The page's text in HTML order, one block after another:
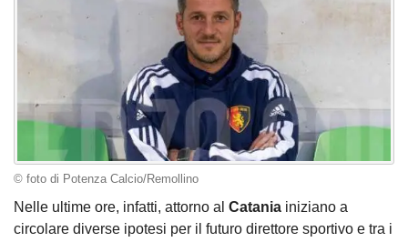
© foto di Potenza Calcio/Remollino
Nelle ultime ore, infatti, attorno al Catania iniziano a
circolare diverse ipotesi per il futuro direttore sportivo e tra i